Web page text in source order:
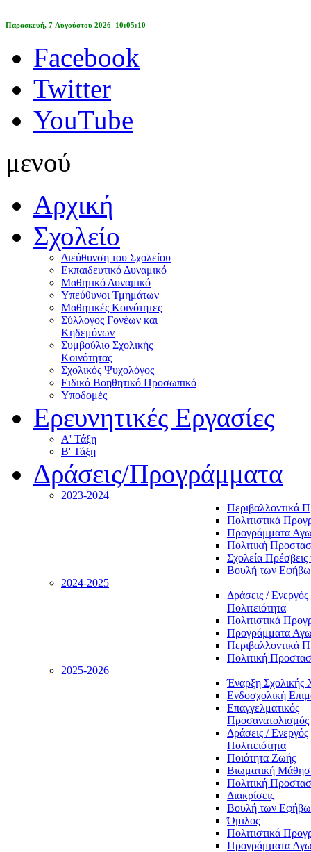
Παρασκευή, 7 Αυγούστου 2026 10:05:10
Facebook
Twitter
YouTube
μενού
Αρχική
Σχολείο
Διεύθυνση του Σχολείου
Εκπαιδευτικό Δυναμικό
Μαθητικό Δυναμικό
Υπεύθυνοι Τμημάτων
Μαθητικές Κοινότητες
Σύλλογος Γονέων και
Κηδεμόνων
Συμβούλιο Σχολικής
Κοινότητας
Σχολικός Ψυχολόγος
Ειδικό Βοηθητικό Προσωπικό
Υποδομές
Ερευνητικές Εργασίες
Α' Τάξη
Β' Τάξη
Δράσεις/Προγράμματα
2023-2024
Περιβαλλοντικά
Πολιτιστικά
Προγράμματα
Πολιτική
Σχολεία
Βουλή των
2024-2025
Δράσεις / Ενεργός
Πολιτειότητα
Πολιτιστικά
Προγράμματα
Περιβαλλοντικά
Πολιτική
2025-2026
Έναρξη Σχολικής
Ενδοσχολική
Επαγγελματικός
Προσανατολισμός
Δράσεις / Ενεργός
Πολιτειότητα
Ποιότητα Ζωής
Βιωματική
Πολιτική
Διακρίσεις
Βουλή των
Όμιλος
Πολιτιστικά
Προγράμματα